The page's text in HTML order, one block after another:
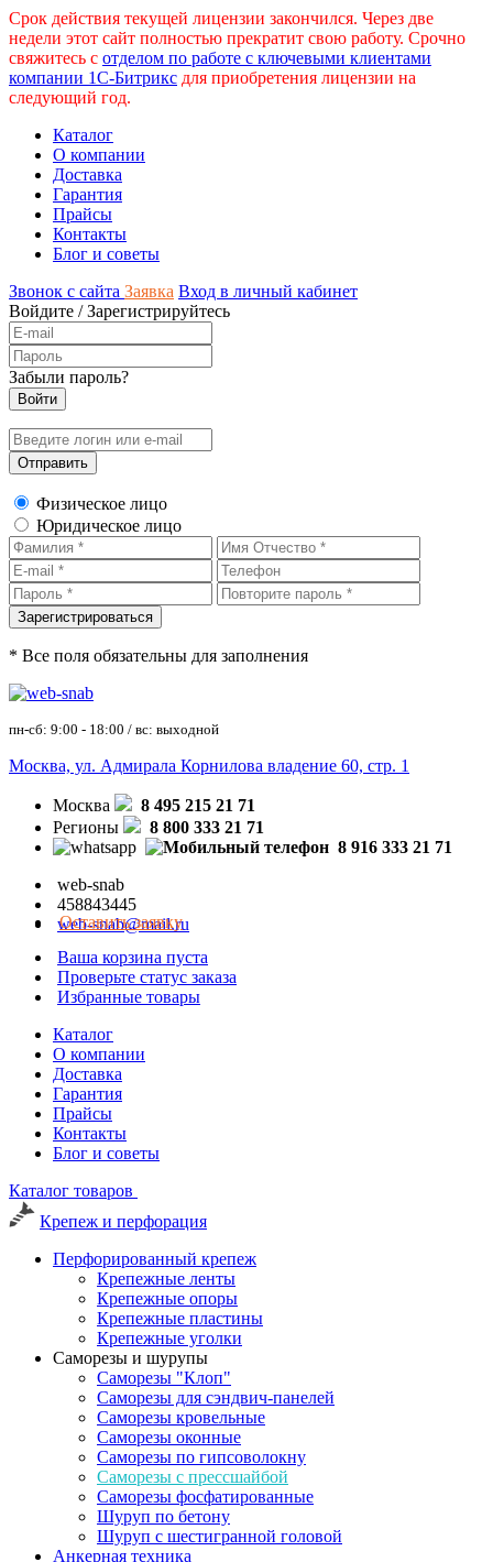
Срок действия текущей лицензии закончился. Через две
недели этот сайт полностью прекратит свою работу. Срочно
свяжитесь с отделом по работе с ключевыми клиентами
компании 1С-Битрикс для приобретения лицензии на
следующий год.
Каталог
О компании
Доставка
Гарантия
Прайсы
Контакты
Блог и советы
Звонок с сайта Заявка Вход в личный кабинет
Войдите /Зарегистрируйтесь
Забыли пароль?
Физическое лицо
Юридическое лицо
* Все поля обязательны для заполнения
пн-сб: 9:00 - 18:00 / вс: выходной
Москва, ул. Адмирала Корнилова владение 60, стр. 1
Москва
8 495 215 21 71
Регионы
8 800 333 21 71
8 916 333 21 71
web-snab
458843445
web-snab@mail.ru
Оставить заявку
Ваша корзина пуста
Проверьте статус заказа
Избранные товары
Каталог
О компании
Доставка
Гарантия
Прайсы
Контакты
Блог и советы
Каталог товаров
Крепеж и перфорация
Перфорированный крепеж
Крепежные ленты
Крепежные опоры
Крепежные пластины
Крепежные уголки
Саморезы и шурупы
Саморезы "Клоп"
Саморезы для сэндвич-панелей
Саморезы кровельные
Саморезы оконные
Саморезы по гипсоволокну
Саморезы с прессшайбой
Саморезы фосфатированные
Шуруп по бетону
Шуруп с шестигранной головой
Анкерная техника